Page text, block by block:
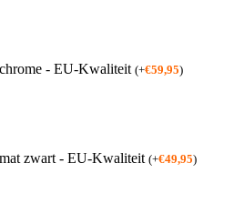
- EU-Kwaliteit (+€59,95)
zwart - EU-Kwaliteit (+€49,95)